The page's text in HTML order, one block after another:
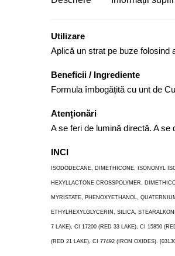
Utilizare
Aplică un strat pe buze folosind
Beneficii / Ingrediente
Formula îmbogățită cu unt de
Atenționări
A se feri de lumină directă. A
INCI
ISODODECANE, DIMETHICONE, ISONONYL
HEXYLLACTONE CROSSPOLYMER,
MYRISTATE, PHENOXYETHANOL,
ETHYLHEXYLGLYCERIN, SILICA,
7 LAKE), CI 17200 (RED 33 LAKE), CI 15850
(RED 21 LAKE), CI 77492 (IRON OXIDES).